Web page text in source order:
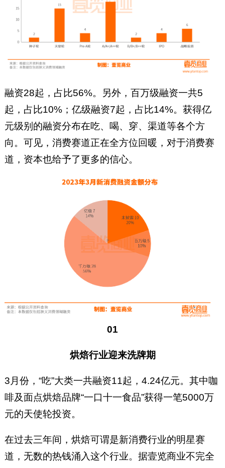
融资28起，占比56%。另外，百万级融资一共5
起，占比10%；亿级融资7起，占比14%。获得亿
元级别的融资分布在吃、喝、穿、渠道等各个方
向。可见，消费赛道正在全方位回暖，对于消费赛
道，资本也给予了更多的信心。
01
烘焙行业迎来洗牌期
3月份，“吃”大类一共融资11起，4.24亿元。其中咖
啡及面点烘焙品牌“一口十一食品”获得一笔5000万
元的天使轮投资。
在过去三年间，烘焙可谓是新消费行业的明星赛
道，无数的热钱涌入这个行业。据壹览商业不完全